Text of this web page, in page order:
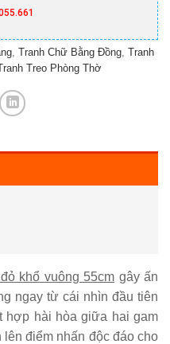
Tranh Chữ Bằng Đồng Tranh
Treo Phòng Thờ
khổ vuông 55cm gây ấn
ngay từ cái nhìn đầu tiên
hợp hài hòa giữa hai gam
điểm nhấn độc đáo cho